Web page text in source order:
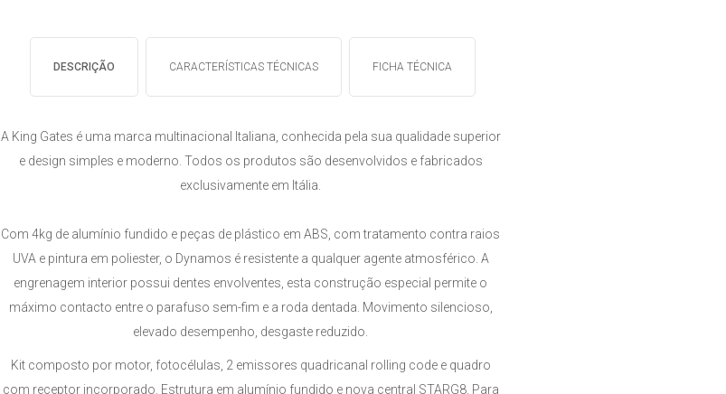
DESCRIÇÃO CARACTERÍSTICAS TÉCNICAS FICHA TÉCNICA
A King Gates é uma marca multinacional Italiana, conhecida pela sua qualidade superior
e design simples e moderno. Todos os produtos são desenvolvidos e fabricados
exclusivamente em Itália.
Com 4kg de alumínio fundido e peças de plástico em ABS, com tratamento contra raios
UVA e pintura em poliester, o Dynamos é resistente a qualquer agente atmosférico. A
engrenagem interior possui dentes envolventes, esta construção especial permite o
máximo contacto entre o parafuso sem-fim e a roda dentada. Movimento silencioso,
elevado desempenho, desgaste reduzido.
Kit composto por motor, fotocélulas, 2 emissores quadricanal rolling code e quadro
com receptor incorporado . Estrutura em alumínio fundido e nova central STARG8. Para